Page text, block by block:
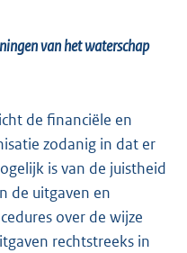
van het waterschap
de financiële en
zodanig in dat er
is van de juistheid
de uitgaven en
over de wijze
rechtstreeks in